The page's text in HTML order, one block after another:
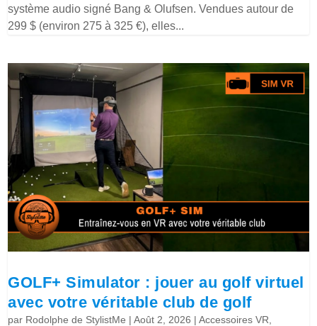
système audio signé Bang & Olufsen. Vendues autour de
299 $ (environ 275 à 325 €), elles...
GOLF+ Simulator : jouer au golf virtuel
avec votre véritable club de golf
par Rodolphe de StylistMe |Août 2, 2026 |Accessoires VR